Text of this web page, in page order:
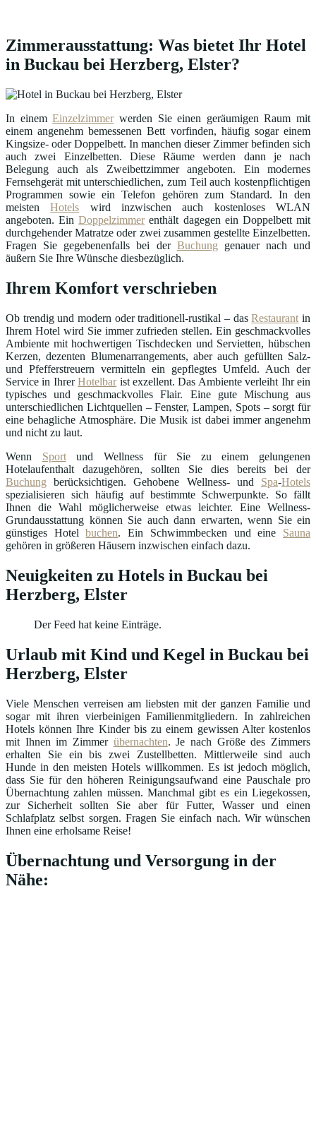
Zimmerausstattung: Was bietet Ihr Hotel
in Buckau bei Herzberg, Elster?
In einemEinzelzimmerwerden Sie einen geräumigen Raum mit
einem angenehm bemessenen Bett vorfinden, häufig sogar einem
Kingsize- oder Doppelbett. In manchen dieser Zimmer befinden sich
auch zwei Einzelbetten. Diese Räume werden dann je nach
Belegung auch als Zweibettzimmer angeboten. Ein modernes
Fernsehgerät mit unterschiedlichen, zum Teil auch kostenpflichtigen
Programmen sowie ein Telefon gehören zum Standard. In den
meistenHotels wird inzwischen auch kostenloses WLAN
angeboten. EinDoppelzimmerenthält dagegen ein Doppelbett mit
durchgehender Matratze oder zwei zusammen gestellte Einzelbetten.
Fragen Sie gegebenenfalls bei der Buchung genauer nach und
äußern Sie Ihre Wünsche diesbezüglich.
Ihrem Komfort verschrieben
Ob trendig und modern oder traditionell-rustikal – dasRestaurant in
Ihrem Hotel wird Sie immer zufrieden stellen. Ein geschmackvolles
Ambiente mit hochwertigen Tischdecken und Servietten, hübschen
Kerzen, dezenten Blumenarrangements, aber auch gefüllten Salz-
und Pfefferstreuern vermitteln ein gepflegtes Umfeld. Auch der
Service in IhrerHotelbarist exzellent. Das Ambiente verleiht Ihr ein
typisches und geschmackvolles Flair. Eine gute Mischung aus
unterschiedlichen Lichtquellen – Fenster, Lampen, Spots – sorgt für
eine behagliche Atmosphäre. Die Musik ist dabei immer angenehm
und nicht zu laut.
Wenn Sportund Wellness für Sie zu einem gelungenen
Hotelaufenthalt dazugehören, sollten Sie dies bereits bei der
Buchung berücksichtigen. Gehobene Wellness- und Spa-Hotels
spezialisieren sich häufig auf bestimmte Schwerpunkte. So fällt
Ihnen die Wahl möglicherweise etwas leichter. Eine Wellness-
Grundausstattung können Sie auch dann erwarten, wenn Sie ein
günstiges Hotelbuchen. Ein Schwimmbecken und eine Sauna
gehören in größeren Häusern inzwischen einfach dazu.
Neuigkeiten zu Hotels in Buckau bei
Herzberg, Elster
Der Feed hat keine Einträge.
Urlaub mit Kind und Kegel in Buckau bei
Herzberg, Elster
Viele Menschen verreisen am liebsten mit der ganzen Familie und
sogar mit ihren vierbeinigen Familienmitgliedern. In zahlreichen
Hotels können Ihre Kinder bis zu einem gewissen Alter kostenlos
mit Ihnen im Zimmer übernachten. Je nach Größe des Zimmers
erhalten Sie ein bis zwei Zustellbetten. Mittlerweile sind auch
Hunde in den meisten Hotels willkommen. Es ist jedoch möglich,
dass Sie für den höheren Reinigungsaufwand eine Pauschale pro
Übernachtung zahlen müssen. Manchmal gibt es ein Liegekossen,
zur Sicherheit sollten Sie aber für Futter, Wasser und einen
Schlafplatz selbst sorgen. Fragen Sie einfach nach. Wir wünschen
Ihnen eine erholsame Reise!
Übernachtung und Versorgung in der
Nähe: